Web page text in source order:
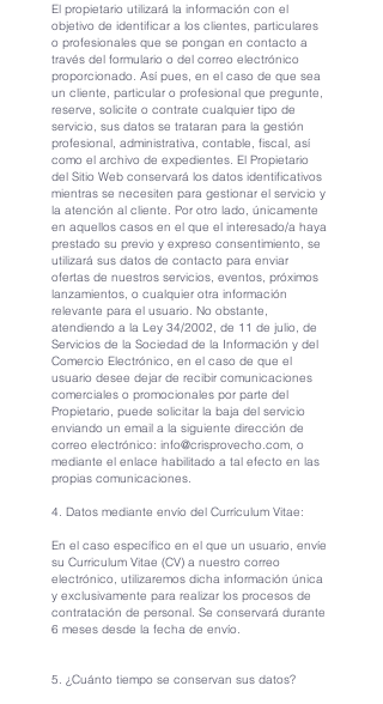
El propietario utilizará la información con el
objetivo de identificar a los clientes, particulares
o profesionales que se pongan en contacto a
través del formulario o del correo electrónico
proporcionado. Así pues, en el caso de que sea
un cliente, particular o profesional que pregunte,
reserve, solicite o contrate cualquier tipo de
servicio, sus datos se trataran para la gestión
profesional, administrativa, contable, fiscal, así
como el archivo de expedientes. El Propietario
del Sitio Web conservará los datos identificativos
mientras se necesiten para gestionar el servicio y
la atención al cliente. Por otro lado, únicamente
en aquellos casos en el que el interesado/a haya
prestado su previo y expreso consentimiento, se
utilizará sus datos de contacto para enviar
ofertas de nuestros servicios, eventos, próximos
lanzamientos, o cualquier otra información
relevante para el usuario. No obstante,
atendiendo a la Ley 34/2002, de 11 de julio, de
Servicios de la Sociedad de la Información y del
Comercio Electrónico, en el caso de que el
usuario desee dejar de recibir comunicaciones
comerciales o promocionales por parte del
Propietario, puede solicitar la baja del servicio
enviando un email a la siguiente dirección de
correo electrónico: info@crisprovecho.com, o
mediante el enlace habilitado a tal efecto en las
propias comunicaciones.
4. Datos mediante envío del Currículum Vitae:
En el caso específico en el que un usuario, envíe
su Curriculum Vitae (CV) a nuestro correo
electrónico, utilizaremos dicha información única
y exclusivamente para realizar los procesos de
contratación de personal. Se conservará durante
6 meses desde la fecha de envío.
5. ¿Cuánto tiempo se conservan sus datos?